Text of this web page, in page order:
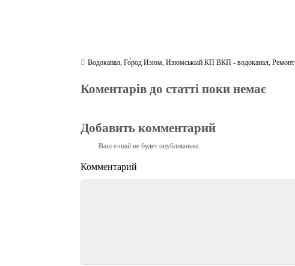
Водоканал,Го́род Изюм,Изюмськый КП ВКП - водоканал,Ремонт
Коментарів до статті поки немає
Добавить комментарий
Ваш e-mail не будет опубликован.
Комментарий